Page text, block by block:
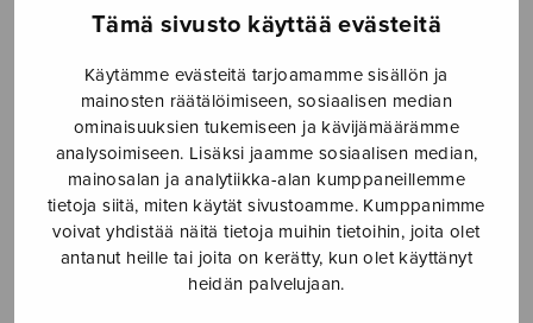
Tämä sivusto käyttää evästeitä
Käytämme evästeitä tarjoamamme sisällön ja
mainosten räätälöimiseen, sosiaalisen median
ominaisuuksien tukemiseen ja kävijämäärämme
analysoimiseen. Lisäksi jaamme sosiaalisen median,
mainosalan ja analytiikka-alan kumppaneillemme
tietoja siitä, miten käytät sivustoamme. Kumppanimme
voivat yhdistää näitä tietoja muihin tietoihin, joita olet
antanut heille tai joita on kerätty, kun olet käyttänyt
heidän palvelujaan.
› Nuottikauppa › Diskanttikuoro ›